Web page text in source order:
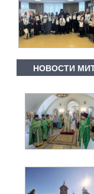
НОВОСТИ